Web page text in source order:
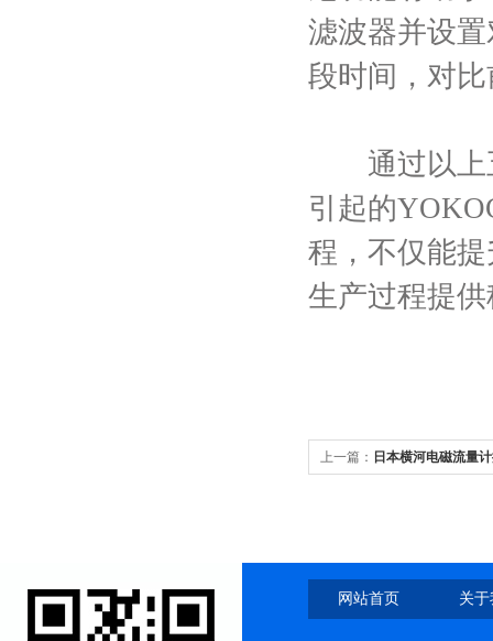
滤波器并设
段时间，对
通过以上五
引起的
程，不仅能
生产过程提
上一篇： 日本横河电磁流量
网站首页 关